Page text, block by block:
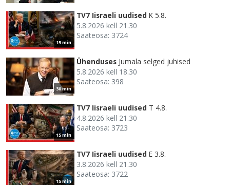
15 min
TV7 Iisraeli uudised K 5.8.
5.8.2026 kell 21.30
Saateosa: 3724
30 min
Ühenduses Jumala selged juhised
5.8.2026 kell 18.30
Saateosa: 398
15 min
TV7 Iisraeli uudised T 4.8.
4.8.2026 kell 21.30
Saateosa: 3723
15 min
TV7 Iisraeli uudised E 3.8.
3.8.2026 kell 21.30
Saateosa: 3722